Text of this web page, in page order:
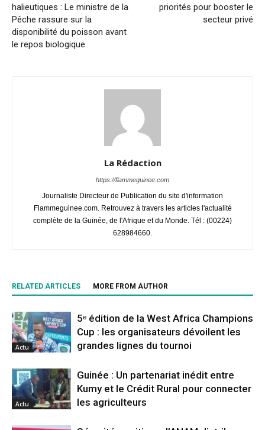
halieutiques : Le ministre de la
Pêche rassure sur la
disponibilité du poisson avant
le repos biologique
priorités pour booster le
secteur privé
La Rédaction
https://flammeguinee.com
Journaliste Directeur de Publication du site d'information
Flammeguinee.com. Retrouvez à travers les articles l'actualité
complète de la Guinée, de l'Afrique et du Monde. Tél : (00224)
628984660.
RELATED ARTICLES MORE FROM AUTHOR
Actu
5ᵉ édition de la West Africa Champions
Cup : les organisateurs dévoilent les
grandes lignes du tournoi
Actu
Guinée : Un partenariat inédit entre
Kumy et le Crédit Rural pour connecter
les agriculteurs